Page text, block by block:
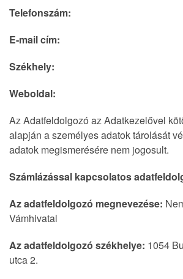
Telefonszám:
E-mail cím:
Székhely:
Weboldal:
Az Adatfeldolgozó az Adatkezelővel
alapján a személyes adatok tárolását
adatok megismerésére nem jogosult.
Számlázással kapcsolatos
Az adatfeldolgozó megnevezése:
Vámhivatal
Az adatfeldolgozó székhelye: 1054
utca 2.